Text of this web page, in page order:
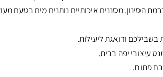
מסננים איכותיים נותנים מים בטעם מעולה.
ודואגת ליעילות.